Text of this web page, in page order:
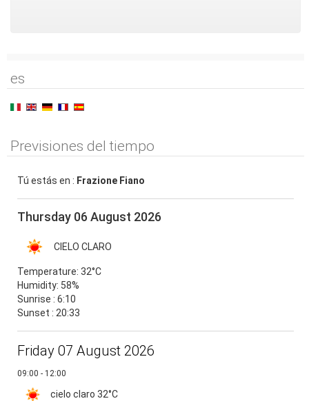
es
Previsiones del tiempo
Tú estás en : Frazione Fiano
Thursday 06 August 2026
CIELO CLARO
Temperature: 32°C
Humidity: 58%
Sunrise : 6:10
Sunset : 20:33
Friday 07 August 2026
09:00 - 12:00
cielo claro 32°C